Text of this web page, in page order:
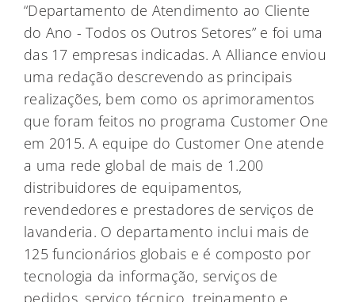
“Departamento de Atendimento ao Cliente
do Ano - Todos os Outros Setores” e foi uma
das 17 empresas indicadas. A Alliance enviou
uma redação descrevendo as principais
realizações, bem como os aprimoramentos
que foram feitos no programa Customer One
em 2015. A equipe do Customer One atende
a uma rede global de mais de 1.200
distribuidores de equipamentos,
revendedores e prestadores de serviços de
lavanderia. O departamento inclui mais de
125 funcionários globais e é composto por
tecnologia da informação, serviços de
pedidos, serviço técnico, treinamento e